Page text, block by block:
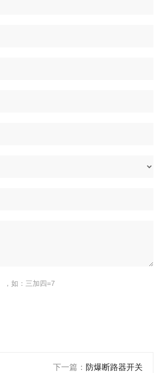
，如：三加四=7
下一篇： 防爆断路器开关